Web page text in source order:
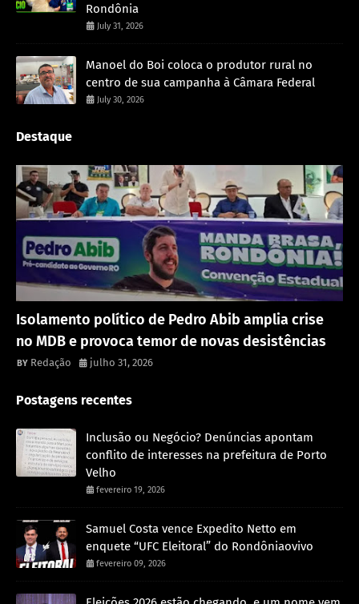
Rondônia
July 31, 2026
Manoel do Boi coloca o produtor rural no
centro de sua campanha à Câmara Federal
July 30, 2026
Destaque
Isolamento político de Pedro Abib amplia crise
no MDB e provoca temor de novas desistências
Redação julho 31, 2026
Postagens recentes
Inclusão ou Negócio? Denúncias apontam
conflito de interesses na prefeitura de Porto
Velho
fevereiro 19, 2026
Samuel Costa vence Expedito Netto em
enquete “UFC Eleitoral” do Rondôniaovivo
fevereiro 09, 2026